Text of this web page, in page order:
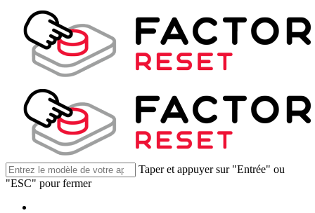
Taper et appuyer sur "Entrée" ou
"ESC" pour fermer